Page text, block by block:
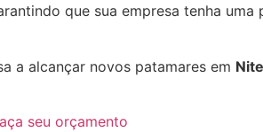
que sua empresa tenha
a alcançar novos patamares em
seu orçamento